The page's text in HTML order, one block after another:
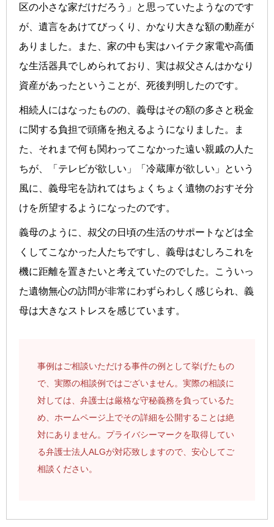
区の小さな家だけだろう」と思っていたようなのです
が、遺言をあけてびっくり、かなり大きな額の動産が
ありました。また、家の中も実はハイテク家電や高価
な生活器具でしめられており、実は叔父さんはかなり
資産があったということが、死後判明したのです。
相続人にはなったものの、義母はその額の多さと税金
に関する負担で頭痛を抱えるようになりました。ま
た、それまで何も関わってこなかった遠い親戚の人た
ちが、「テレビが欲しい」「冷蔵庫が欲しい」という
風に、義母宅を訪れてはちょくちょく遺物のおすそ分
けを所望するようになったのです。
義母のように、叔父の日頃の生活のサポートなどは全
くしてこなかった人たちですし、義母はむしろこれを
機に距離を置きたいと考えていたのでした。こういっ
た遺物無心の訪問が非常にわずらわしく感じられ、義
母は大きなストレスを感じています。
事例はご相談いただける事件の例として挙げたもの
で、実際の相談例ではございません。実際の相談に
対しては、弁護士は厳格な守秘義務を負っているた
め、ホームページ上でその詳細を公開することは絶
対にありません。プライバシーマークを取得してい
る弁護士法人ALGが対応致しますので、安心してご
相談ください。